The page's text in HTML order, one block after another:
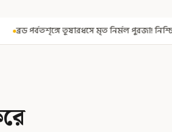
নির্মল পুরজা! নিশ্চিত করল Elite Exped